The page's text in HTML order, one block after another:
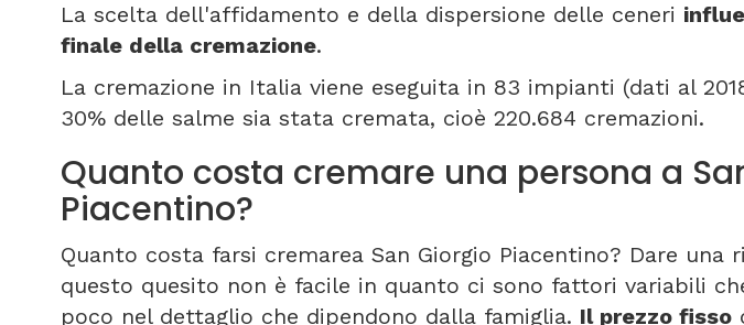
La scelta dell'affidamento e della dispersione delle ceneri
finale della cremazione.
La cremazione in Italia viene eseguita in 83 impianti (dati al
30% delle salme sia stata cremata, cioè 220.684 cremazioni.
Quanto costa cremare una persona a
Piacentino?
Quanto costa farsi cremarea San Giorgio Piacentino? Dare una
questo quesito non è facile in quanto ci sono fattori variabili
poco nel dettaglio che dipendono dalla famiglia. Il prezzo fisso